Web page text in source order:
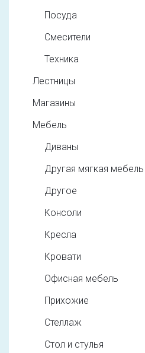
Посуда
Смесители
Техника
Лестницы
Магазины
Мебель
Диваны
Другая мягкая мебель
Другое
Консоли
Кресла
Кровати
Офисная мебель
Прихожие
Стеллаж
Стол и стулья